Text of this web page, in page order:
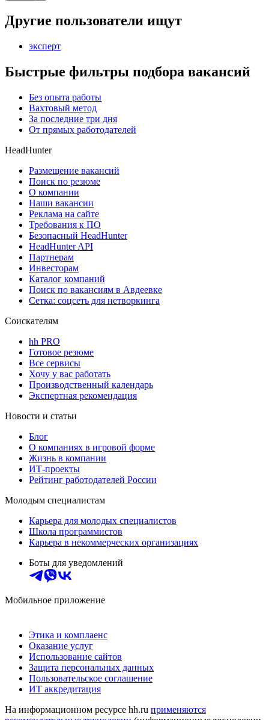
Другие пользователи ищут
эксперт
Быстрые фильтры подбора вакансий
Без опыта работы
Вахтовый метод
За последние три дня
От прямых работодателей
HeadHunter
Размещение вакансий
Поиск по резюме
О компании
Наши вакансии
Реклама на сайте
Требования к ПО
Безопасный HeadHunter
HeadHunter API
Партнерам
Инвесторам
Каталог компаний
Поиск по вакансиям в Авдеевке
Сетка: соцсеть для нетворкинга
Соискателям
hh PRO
Готовое резюме
Все сервисы
Хочу у вас работать
Производственный календарь
Экспертная рекомендация
Новости и статьи
Блог
О компаниях в игровой форме
Жизнь в компании
ИТ-проекты
Рейтинг работодателей России
Молодым специалистам
Карьера для молодых специалистов
Школа программистов
Карьера в некоммерческих организациях
Боты для уведомлений
Мобильное приложение
Этика и комплаенс
Оказание услуг
Использование сайтов
Защита персональных данных
Пользовательское соглашение
ИТ аккредитация
На информационном ресурсе hh.ru применяются